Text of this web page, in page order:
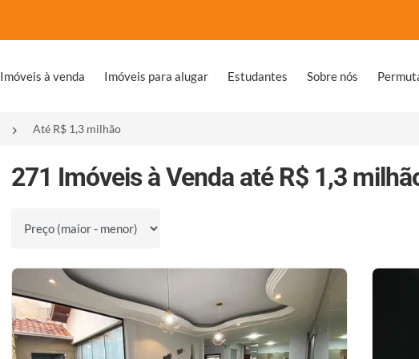
Imóveis à venda Imóveis para alugar Estudantes Sobre nós
Até R$ 1,3 milhão
271 Imóveis à Venda até R$ 1,3
Ordenar por